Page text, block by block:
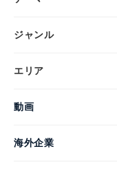
ジャンル
エリア
動画
海外企業